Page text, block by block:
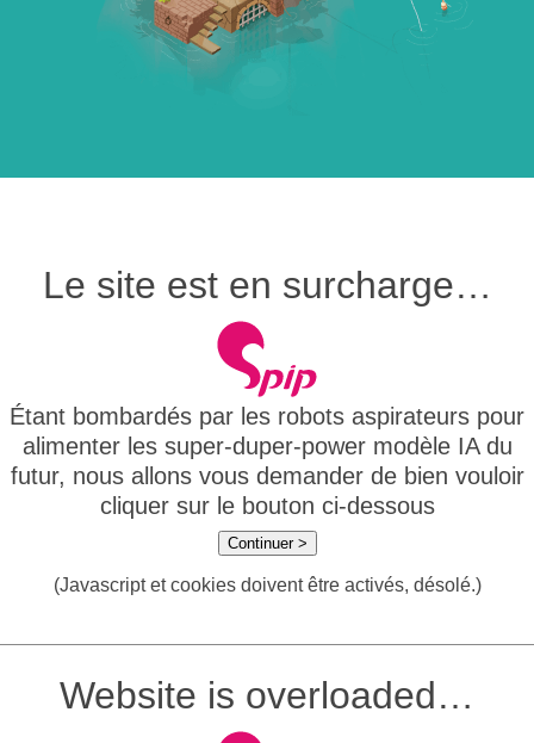
Le site est en surcharge…
Étant bombardés par les robots aspirateurs pour
alimenter les super-duper-power modèle IA du
futur, nous allons vous demander de bien vouloir
cliquer sur le bouton ci-dessous
Continuer >
(Javascript et cookies doivent être activés, désolé.)
Website is overloaded…